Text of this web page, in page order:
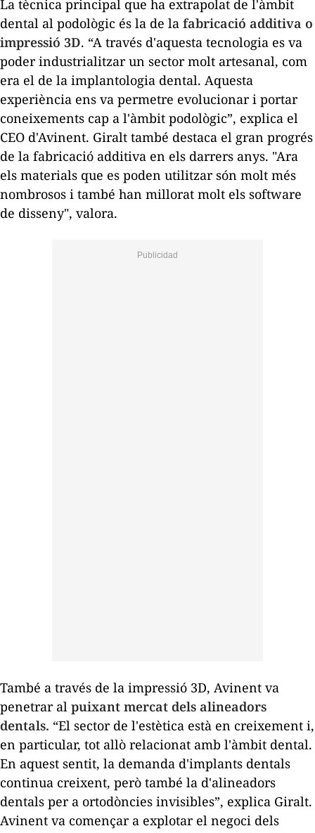
La tècnica principal que ha extrapolat de l'àmbit
dental al podològic és la de la fabricació additiva o
impressió 3D. “A través d'aquesta tecnologia es va
poder industrialitzar un sector molt artesanal, com
era el de la implantologia dental. Aquesta
experiència ens va permetre evolucionar i portar
coneixements cap a l'àmbit podològic”, explica el
CEO d'Avinent. Giralt també destaca el gran progrés
de la fabricació additiva en els darrers anys. "Ara
els materials que es poden utilitzar són molt més
nombrosos i també han millorat molt els software
de disseny", valora.
També a través de la impressió 3D, Avinent va
penetrar al puixant mercat dels alineadors
dentals. “El sector de l'estètica està en creixement i,
en particular, tot allò relacionat amb l'àmbit dental.
En aquest sentit, la demanda d'implants dentals
continua creixent, però també la d'alineadors
dentals per a ortodòncies invisibles”, explica Giralt.
Avinent va començar a explotar el negoci dels